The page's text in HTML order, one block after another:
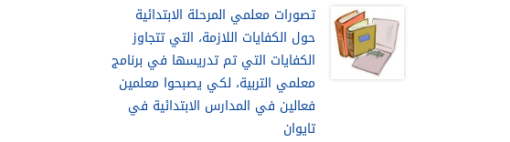
تصورات معلمي المرحلة الابتدائية
حول الكفايات اللازمة، التي تتجاوز
الكفايات التي تم تدريسها في برنامج
معلمي التربية، لكي يصبحوا معلمين
فعالين في المدارس الابتدائية في
تايوان